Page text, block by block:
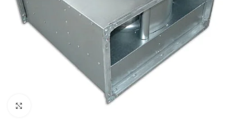
Натисніть, щоб збільшити